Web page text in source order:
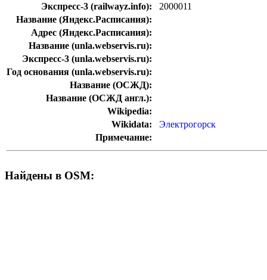
Экспресс-3 (railwayz.info):
2000011
Название (Яндекс.Расписания):
Адрес (Яндекс.Расписания):
Название (unla.webservis.ru):
Экспресс-3 (unla.webservis.ru):
Год основания (unla.webservis.ru):
Название (ОСЖД):
Название (ОСЖД англ.):
Wikipedia:
Wikidata:
Электрогорск
Примечание:
Найдены в OSM: